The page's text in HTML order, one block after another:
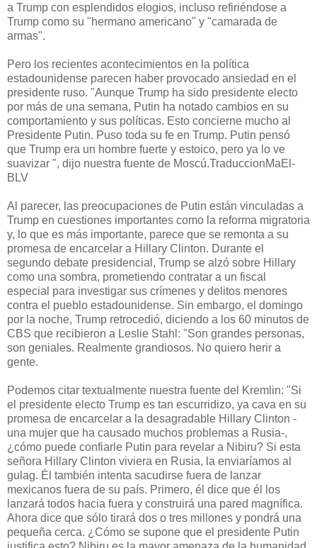
a Trump con esplendidos elogios, incluso refiriéndose a
Trump como su "hermano americano" y "camarada de
armas".
Pero los recientes acontecimientos en la política
estadounidense parecen haber provocado ansiedad en el
presidente ruso. "Aunque Trump ha sido presidente electo
por más de una semana, Putin ha notado cambios en su
comportamiento y sus políticas. Esto concierne mucho al
Presidente Putin. Puso toda su fe en Trump. Putin pensó
que Trump era un hombre fuerte y estoico, pero ya lo ve
suavizar ", dijo nuestra fuente de Moscú.TraduccionMaEl-
BLV
Al parecer, las preocupaciones de Putin están vinculadas a
Trump en cuestiones importantes como la reforma migratoria
y, lo que es más importante, parece que se remonta a su
promesa de encarcelar a Hillary Clinton. Durante el
segundo debate presidencial, Trump se alzó sobre Hillary
como una sombra, prometiendo contratar a un fiscal
especial para investigar sus crímenes y delitos menores
contra el pueblo estadounidense. Sin embargo, el domingo
por la noche, Trump retrocedió, diciendo a los 60 minutos de
CBS que recibieron a Leslie Stahl: "Son grandes personas,
son geniales. Realmente grandiosos. No quiero herir a
gente.
Podemos citar textualmente nuestra fuente del Kremlin: "Si
el presidente electo Trump es tan escurridizo, ya cava en su
promesa de encarcelar a la desagradable Hillary Clinton -
una mujer que ha causado muchos problemas a Rusia-,
¿cómo puede confiarle Putin para revelar a Nibiru? Si esta
señora Hillary Clinton viviera en Rusia, la enviaríamos al
gulag. Él también intenta sacudirse fuera de lanzar
mexicanos fuera de su país. Primero, él dice que él los
lanzará todos hacia fuera y construirá una pared magnífica.
Ahora dice que sólo tirará dos o tres millones y pondrá una
pequeña cerca. ¿Cómo se supone que el presidente Putin